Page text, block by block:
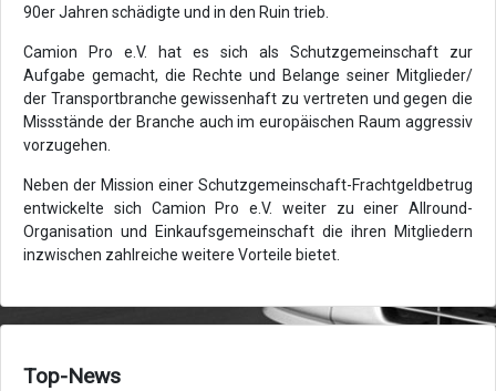
90er Jahren schädigte und in den Ruin trieb.
Camion Pro e.V. hat es sich als Schutzgemeinschaft zur
Aufgabe gemacht, die Rechte und Belange seiner Mitglieder/
der Transportbranche gewissenhaft zu vertreten und gegen die
Missstände der Branche auch im europäischen Raum aggressiv
vorzugehen.
Neben der Mission einer Schutzgemeinschaft-Frachtgeldbetrug
entwickelte sich Camion Pro e.V. weiter zu einer Allround-
Organisation und Einkaufsgemeinschaft die ihren Mitgliedern
inzwischen zahlreiche weitere Vorteile bietet.
Top-News